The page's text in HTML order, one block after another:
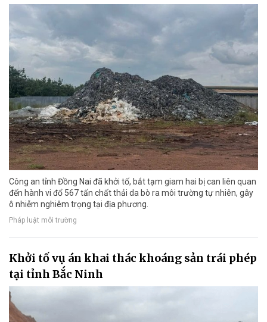
Công an tỉnh Đồng Nai đã khởi tố, bắt tạm giam hai bị can liên quan
đến hành vi đổ 567 tấn chất thải da bò ra môi trường tự nhiên, gây
ô nhiễm nghiêm trọng tại địa phương.
Pháp luật môi trường
Khởi tố vụ án khai thác khoáng sản trái phép
tại tỉnh Bắc Ninh